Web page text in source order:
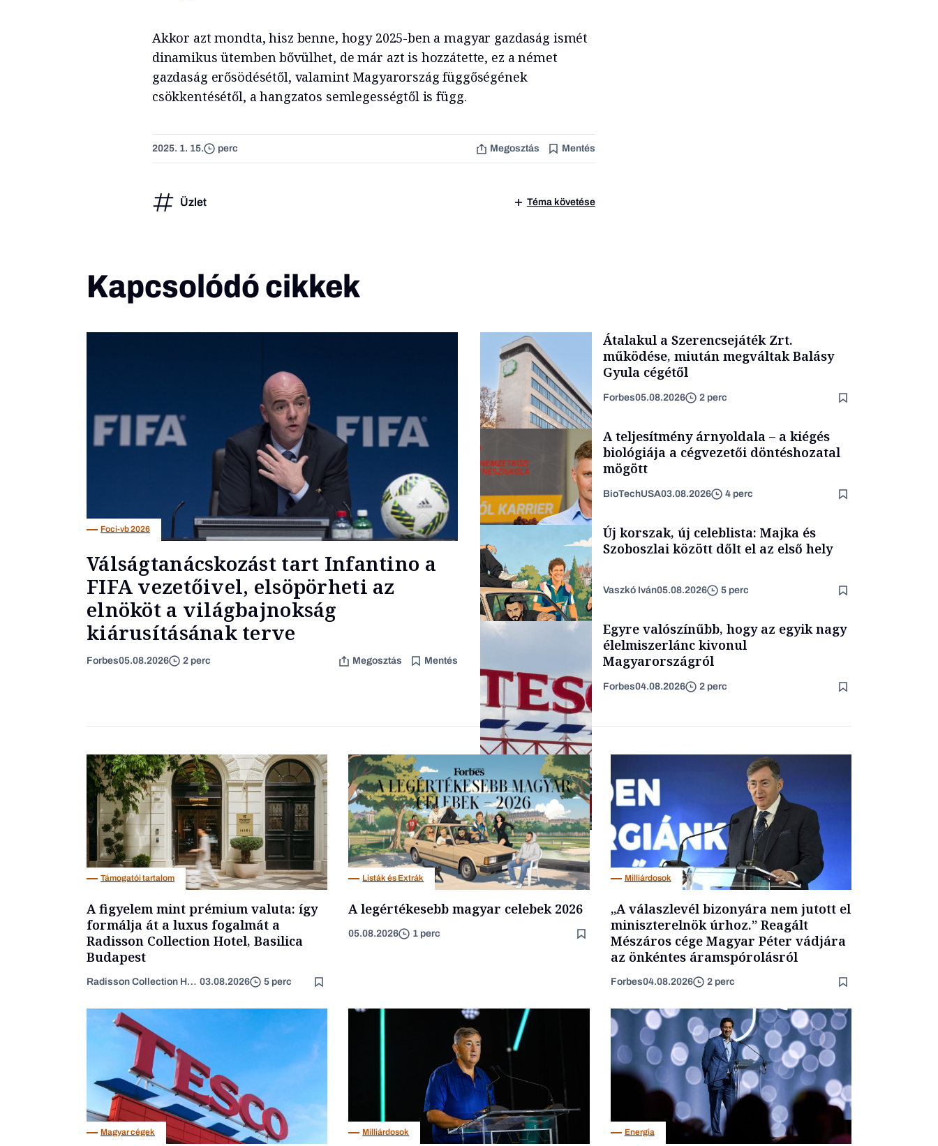
Akkor azt mondta, hisz benne, hogy 2025-ben a magyar gazdaság ismét
dinamikus ütemben bővülhet, de már azt is hozzátette, ez a német
gazdaság erősödésétől, valamint Magyarország függőségének
csökkentésétől, a hangzatos semlegességtől is függ.
2025. 1. 15. perc Megosztás Mentés
Üzlet Téma követése
Kapcsolódó cikkek
Foci-vb 2026
Válságtanácskozást tart Infantino a
FIFA vezetőivel, elsöpörheti az
elnököt a világbajnokság
kiárusításának terve
Forbes05.08.2026 2 perc Megosztás Mentés
Átalakul a Szerencsejáték Zrt.
működése, miután megváltak Balásy
Gyula cégétől
Forbes05.08.2026 2 perc
A teljesítmény árnyoldala – a kiégés
biológiája a cégvezetői döntéshozatal
mögött
BioTechUSA03.08.2026 4 perc
Lista
Új korszak, új celeblista: Majka és
Szoboszlai között dőlt el az első hely
Vaszkó Iván05.08.2026 5 perc
Nemzetközi cégek
Egyre valószínűbb, hogy az egyik nagy
élelmiszerlánc kivonul
Magyarországról
Forbes04.08.2026 2 perc
Támogatói tartalom
A figyelem mint prémium valuta: így
formálja át a luxus fogalmát a
Radisson Collection Hotel, Basilica
Budapest
Radisson Collection Hotel 03.08.2026 5 perc
Listák és Extrák
A legértékesebb magyar celebek 2026
05.08.2026 1 perc
Milliárdosok
„A válaszlevél bizonyára nem jutott el
miniszterelnök úrhoz.” Reagált
Mészáros cége Magyar Péter vádjára
az önkéntes áramspórolásról
Forbes04.08.2026 2 perc
Magyar cégek Milliárdosok Energia